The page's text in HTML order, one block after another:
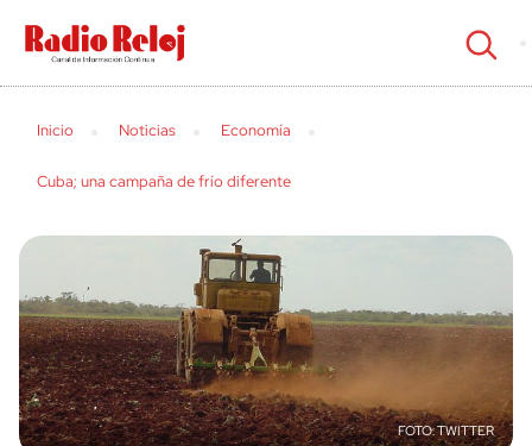
cerrar
Inicio Noticias Economía
Cuba; una campaña de frío diferente
TWITTER